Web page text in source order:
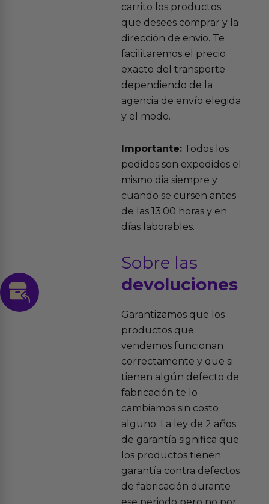
carrito los productos
que desees comprar y la
dirección de envio. Te
facilitaremos el precio
exacto del transporte
dependiendo de la
agencia de envío elegida
y el modo.
Importante:Todos los
pedidos son expedidos el
mismo dia siempre y
cuando se cursen antes
de las 13:00 horas y en
días laborables.
Sobre las
devoluciones
Garantizamos que los
productos que
vendemos funcionan
correctamente y que si
tienen algún defecto de
fabricación te lo
cambiamos sin costo
alguno. La ley de 2 años
de garantía significa que
los productos tienen
garantía contra defectos
de fabricación durante
ese periodo pero no por